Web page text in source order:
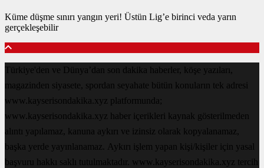
Küme düşme sınırı yangın yeri! Üstün Lig’e birinci veda yarın
gerçekleşebilir
Türkiye'den ve Dünya’dan son dakika haberler, köşe yazıları,
magazinden siyasete, spordan seyahate bütün konuların tek adresi
www.kayserisondakika.xyz platformunda;
www.kayserisondakika.xyz haber içerikleri kaynak gösterilmeden
alıntı yapılamaz, kanuna aykırı ve izinsiz olarak kopyalanamaz,
başka yerde yayınlanamaz. Aykırı işlem yapan kişi/kişiler için yasal
başvuru hakkı saklı tutulmaktadır. www.kayserisondakika.xyz tercih